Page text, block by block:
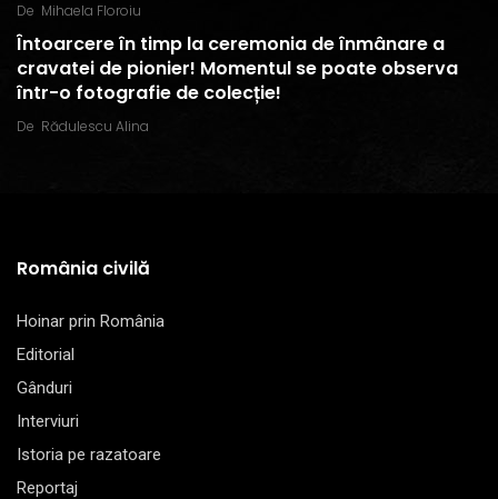
De Mihaela Floroiu
Întoarcere în timp la ceremonia de înmânare a
cravatei de pionier! Momentul se poate observa
într-o fotografie de colecție!
De Rădulescu Alina
România civilă
Hoinar prin România
Editorial
Gânduri
Interviuri
Istoria pe razatoare
Reportaj